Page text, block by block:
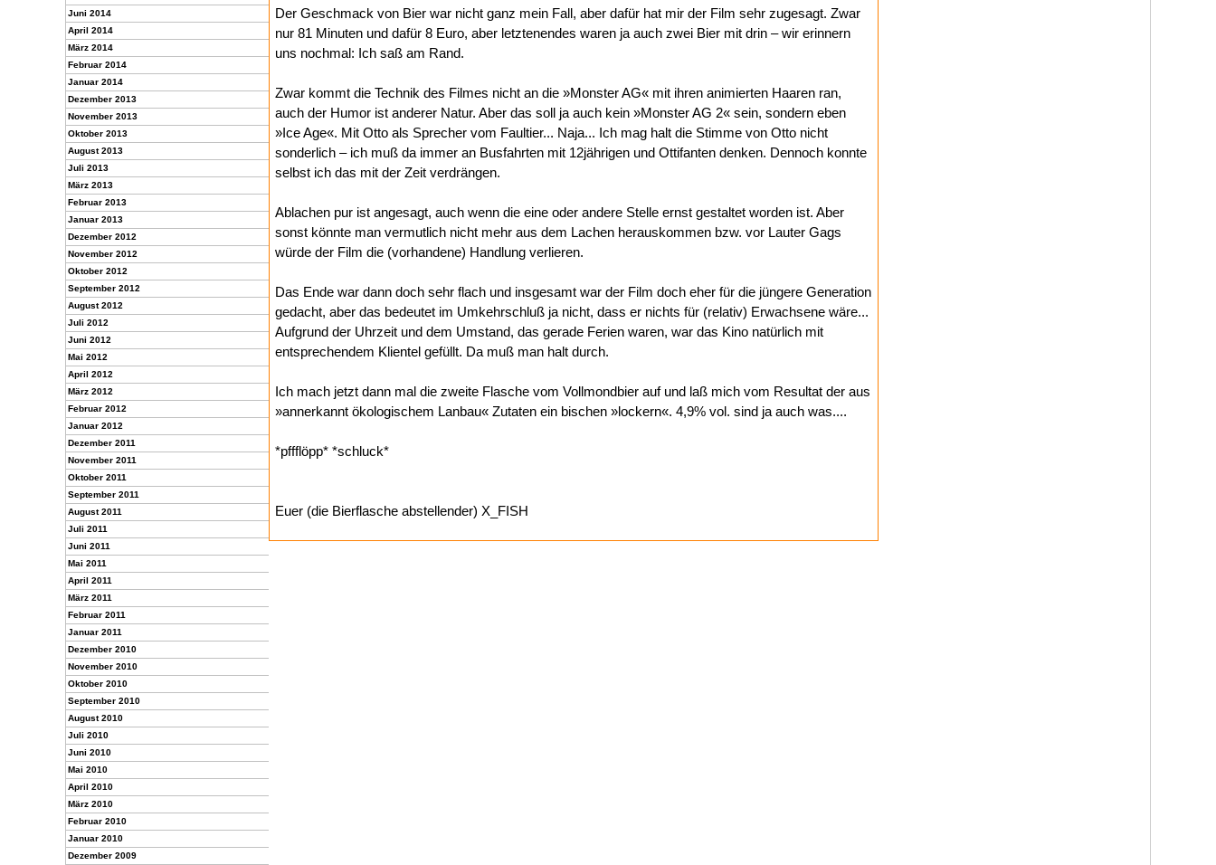
Juni 2014
April 2014
März 2014
Februar 2014
Januar 2014
Dezember 2013
November 2013
Oktober 2013
August 2013
Juli 2013
März 2013
Februar 2013
Januar 2013
Dezember 2012
November 2012
Oktober 2012
September 2012
August 2012
Juli 2012
Juni 2012
Mai 2012
April 2012
März 2012
Februar 2012
Januar 2012
Dezember 2011
November 2011
Oktober 2011
September 2011
August 2011
Juli 2011
Juni 2011
Mai 2011
April 2011
März 2011
Februar 2011
Januar 2011
Dezember 2010
November 2010
Oktober 2010
September 2010
August 2010
Juli 2010
Juni 2010
Mai 2010
April 2010
März 2010
Februar 2010
Januar 2010
Dezember 2009
Der Geschmack von Bier war nicht ganz mein Fall, aber dafür hat mir der Film sehr zugesagt. Zwar
nur 81 Minuten und dafür 8 Euro, aber letztenendes waren ja auch zwei Bier mit drin – wir erinnern
uns nochmal: Ich saß am Rand.
Zwar kommt die Technik des Filmes nicht an die »Monster AG« mit ihren animierten Haaren ran,
auch der Humor ist anderer Natur. Aber das soll ja auch kein »Monster AG 2« sein, sondern eben
»Ice Age«. Mit Otto als Sprecher vom Faultier... Naja... Ich mag halt die Stimme von Otto nicht
sonderlich – ich muß da immer an Busfahrten mit 12jährigen und Ottifanten denken. Dennoch konnte
selbst ich das mit der Zeit verdrängen.
Ablachen pur ist angesagt, auch wenn die eine oder andere Stelle ernst gestaltet worden ist. Aber
sonst könnte man vermutlich nicht mehr aus dem Lachen herauskommen bzw. vor Lauter Gags
würde der Film die (vorhandene) Handlung verlieren.
Das Ende war dann doch sehr flach und insgesamt war der Film doch eher für die jüngere Generation
gedacht, aber das bedeutet im Umkehrschluß ja nicht, dass er nichts für (relativ) Erwachsene wäre...
Aufgrund der Uhrzeit und dem Umstand, das gerade Ferien waren, war das Kino natürlich mit
entsprechendem Klientel gefüllt. Da muß man halt durch.
Ich mach jetzt dann mal die zweite Flasche vom Vollmondbier auf und laß mich vom Resultat der aus
»annerkannt ökologischem Lanbau« Zutaten ein bischen »lockern«. 4,9% vol. sind ja auch was....
*pffflöpp* *schluck*
Euer (die Bierflasche abstellender) X_FISH